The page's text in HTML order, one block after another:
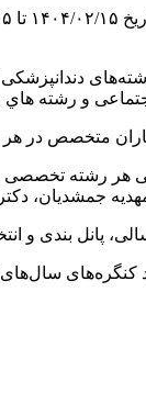
و رشته هاي
متخصص در هر
هر رشته
جمشدیان،
پانل بندی و
کنگره‌های